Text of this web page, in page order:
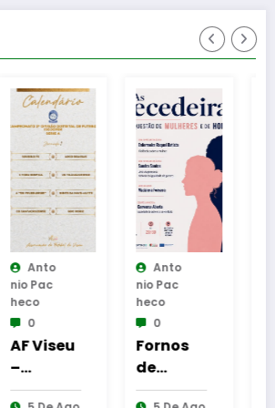
Nio Pac
Fornos
Algodres
Nio Pac
Reinaug
da